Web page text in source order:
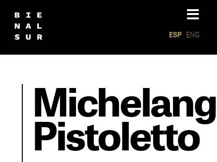
ESP ENG
Pistoletto